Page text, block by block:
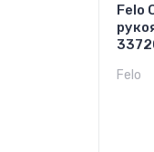
Felo
Felo